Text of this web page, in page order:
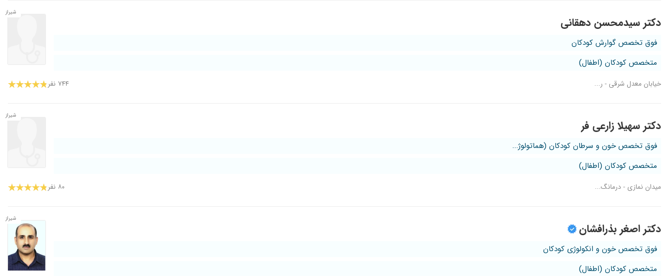
شیراز
دکتر سیدمحسن دهقانی
فوق تخصص گوارش کودکان
متخصص کودکان (اطفال)
خیابان معدل شرقی - ر... ۷۴۴ نفر
شیراز
دکتر سهیلا زارعی فر
فوق تخصص خون و سرطان کودکان (هماتولوژ...
متخصص کودکان (اطفال)
میدان نمازی - درمانگ... ۸۰ نفر
شیراز
دکتر اصغر بذرافشان
فوق تخصص خون و انکولوژی کودکان
متخصص کودکان (اطفال)